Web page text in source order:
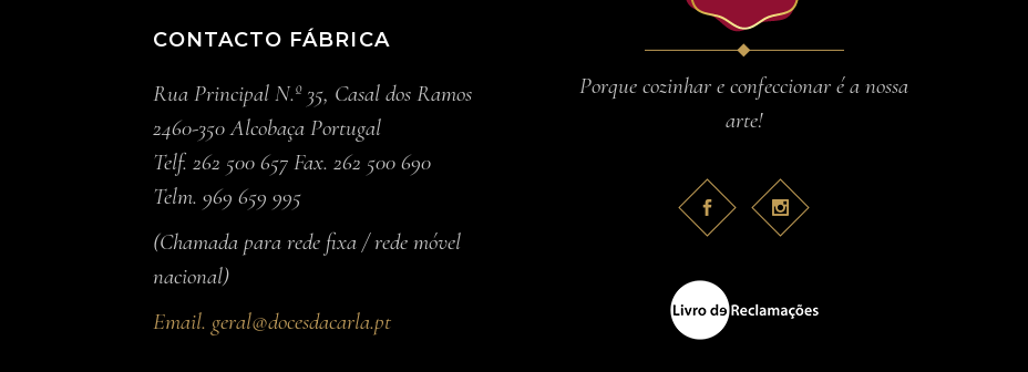
CONTACTO FÁBRICA
Rua Principal N.º 35, Casal dos Ramos
2460-350 Alcobaça Portugal
Telf. 262 500 657 Fax. 262 500 690
Telm. 969 659 995
(Chamada para rede fixa / rede móvel
nacional)
Email. geral@docesdacarla.pt
Porque cozinhar e confeccionar é a nossa
arte!